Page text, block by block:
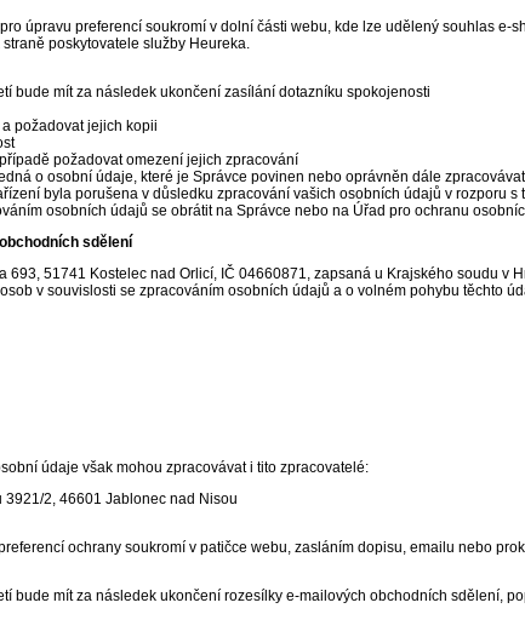
úpravu preferencí soukromí v dolní části webu, kde lze udělený souhlas
poskytovatele služby Heureka.
bude mít za následek ukončení zasílání dotazníku spokojenosti
požadovat jejich kopii
požadovat omezení jejich zpracování
o osobní údaje, které je Správce povinen nebo oprávněn dále
byla porušena v důsledku zpracování vašich osobních údajů v rozporu s
osobních údajů se obrátit na Správce nebo na Úřad pro ochranu
sdělení
693, 51741 Kostelec nad Orlicí, IČ 04660871, zapsaná u Krajského soudu v
v souvislosti se zpracováním osobních údajů a o volném pohybu těchto
údaje však mohou zpracovávat i tito zpracovatelé:
3921/2, 46601 Jablonec nad Nisou
ochrany soukromí v patičce webu, zasláním dopisu, emailu nebo
bude mít za následek ukončení rozesílky e-mailových obchodních sdělení,